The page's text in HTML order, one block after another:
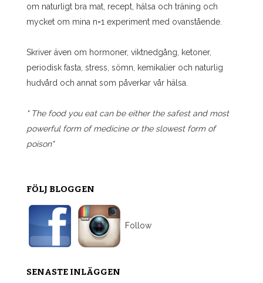
om naturligt bra mat, recept, hälsa och träning och
mycket om mina n=1 experiment med ovanstående.
Skriver även om hormoner, viktnedgång, ketoner,
periodisk fasta, stress, sömn, kemikalier och naturlig
hudvård och annat som påverkar vår hälsa.
" The food you eat can be either the safest and most
powerful form of medicine or the slowest form of
poison"
FÖLJ BLOGGEN
Follow
SENASTE INLÄGGEN